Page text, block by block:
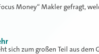
Money“ Makler gefragt,
sich zum großen Teil aus dem